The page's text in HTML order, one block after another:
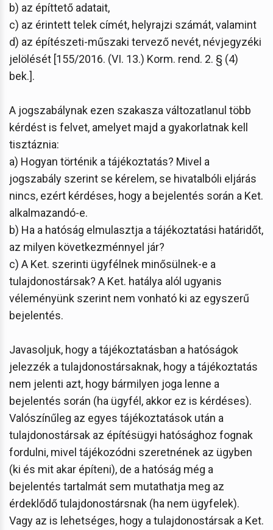
b) az építtető adatait,
c) az érintett telek címét, helyrajzi számát, valamint
d) az építészeti-műszaki tervező nevét, névjegyzéki
jelölését [155/2016. (VI. 13.) Korm. rend. 2. § (4)
bek.].
A jogszabálynak ezen szakasza változatlanul több
kérdést is felvet, amelyet majd a gyakorlatnak kell
tisztáznia:
a) Hogyan történik a tájékoztatás? Mivel a
jogszabály szerint se kérelem, se hivatalbóli eljárás
nincs, ezért kérdéses, hogy a bejelentés során a Ket.
alkalmazandó-e.
b) Ha a hatóság elmulasztja a tájékoztatási határidőt,
az milyen következménnyel jár?
c) A Ket. szerinti ügyfélnek minősülnek-e a
tulajdonostársak? A Ket. hatálya alól ugyanis
véleményünk szerint nem vonható ki az egyszerű
bejelentés.
Javasoljuk, hogy a tájékoztatásban a hatóságok
jelezzék a tulajdonostársaknak, hogy a tájékoztatás
nem jelenti azt, hogy bármilyen joga lenne a
bejelentés során (ha ügyfél, akkor ez is kérdéses).
Valószínűleg az egyes tájékoztatások után a
tulajdonostársak az építésügyi hatósághoz fognak
fordulni, mivel tájékozódni szeretnének az ügyben
(ki és mit akar építeni), de a hatóság még a
bejelentés tartalmát sem mutathatja meg az
érdeklődő tulajdonostársnak (ha nem ügyfelek).
Vagy az is lehetséges, hogy a tulajdonostársak a Ket.